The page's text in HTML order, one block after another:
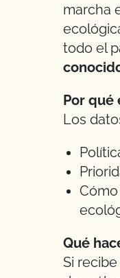
marcha
todo el
Por qué
Los
Qué
Si